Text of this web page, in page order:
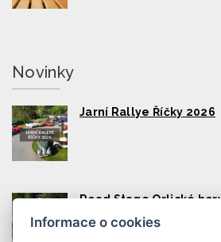
Novinky
Jarní Rallye Říčky 2026
Road Stage Orlické
Informace o cookies